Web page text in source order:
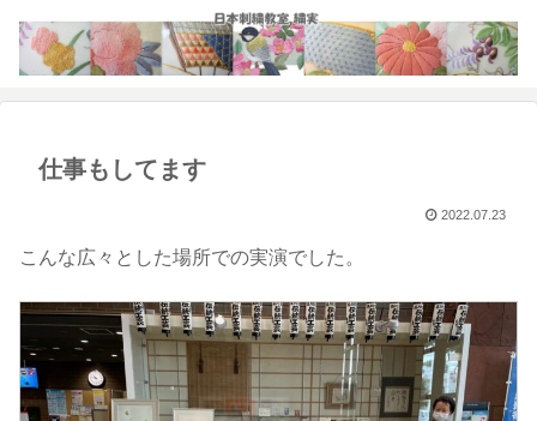
仕事もしてます
2022.07.23
こんな広々とした場所での実演でした。